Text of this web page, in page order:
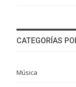
CATEGORÍAS
Música